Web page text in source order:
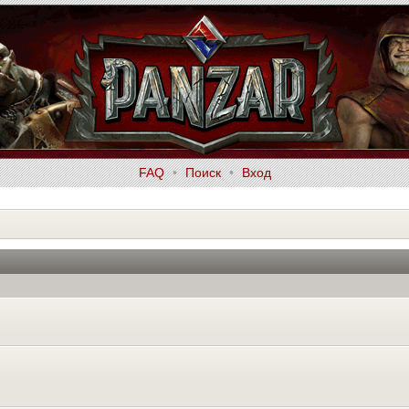
FAQ • Поиск • Вход